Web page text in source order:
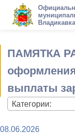
ПАМЯТКА
выплаты
Категории:
08.06.2026